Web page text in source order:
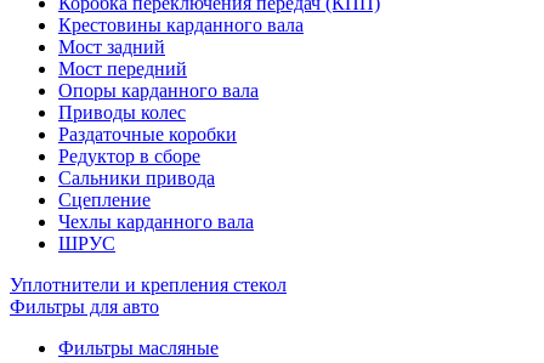
Крестовины карданного вала
Мост задний
Мост передний
Опоры карданного вала
Приводы колес
Раздаточные коробки
Редуктор в сборе
Сальники привода
Сцепление
Чехлы карданного вала
ШРУС
Уплотнители и крепления стекол
Фильтры для авто
Фильтры масляные